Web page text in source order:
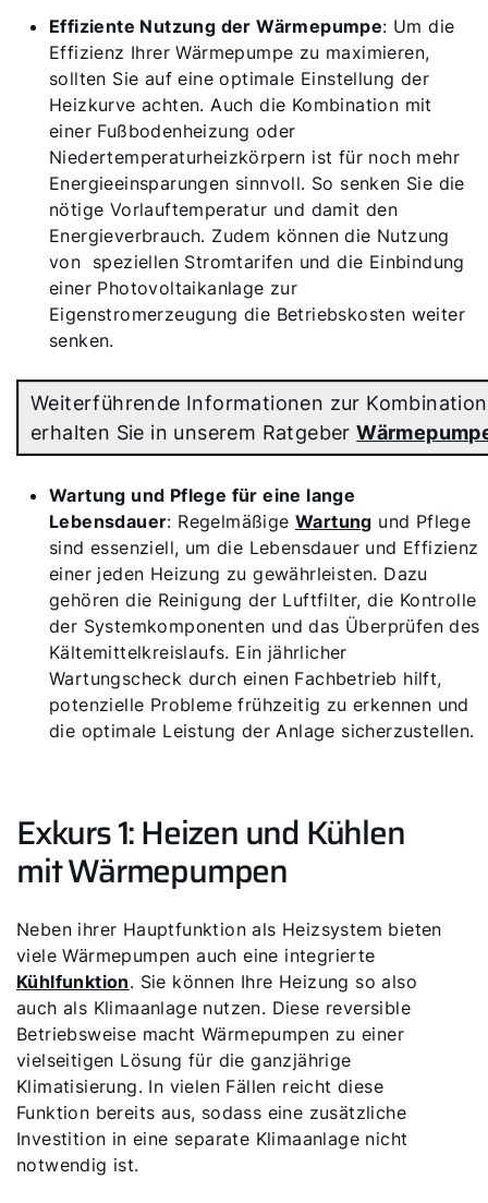
Effiziente Nutzung der Wärmepumpe: Um die
Effizienz Ihrer Wärmepumpe zu maximieren,
sollten Sie auf eine optimale Einstellung der
Heizkurve achten. Auch die Kombination mit
einer Fußbodenheizung oder
Niedertemperaturheizkörpern ist für noch mehr
Energieeinsparungen sinnvoll. So senken Sie die
nötige Vorlauftemperatur und damit den
Energieverbrauch. Zudem können die Nutzung
von speziellen Stromtarifen und die Einbindung
einer Photovoltaikanlage zur
Eigenstromerzeugung die Betriebskosten weiter
senken.
Weiterführende Informationen zur
erhalten Sie in unserem Ratgeber
Wartung und Pflege für eine lange
Lebensdauer: RegelmäßigeWartung und Pflege
sind essenziell, um die Lebensdauer und Effizienz
einer jeden Heizung zu gewährleisten. Dazu
gehören die Reinigung der Luftfilter, die Kontrolle
der Systemkomponenten und das Überprüfen des
Kältemittelkreislaufs. Ein jährlicher
Wartungscheck durch einen Fachbetrieb hilft,
potenzielle Probleme frühzeitig zu erkennen und
die optimale Leistung der Anlage sicherzustellen.
Exkurs 1: Heizen und Kühlen
mit Wärmepumpen
Neben ihrer Hauptfunktion als Heizsystem bieten
viele Wärmepumpen auch eine integrierte
Kühlfunktion. Sie können Ihre Heizung so also
auch als Klimaanlage nutzen. Diese reversible
Betriebsweise macht Wärmepumpen zu einer
vielseitigen Lösung für die ganzjährige
Klimatisierung. In vielen Fällen reicht diese
Funktion bereits aus, sodass eine zusätzliche
Investition in eine separate Klimaanlage nicht
notwendig ist.